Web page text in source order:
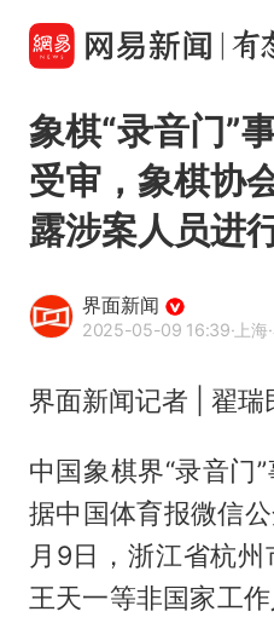
象棋“录音门”
受审，象棋协
露涉案人员进
界面新闻
2025-05-09 16:39·上海
界面新闻记者 | 翟瑞
中国象棋界“录音门
据中国体育报微信
月9日，浙江省杭
王天一等非国家工